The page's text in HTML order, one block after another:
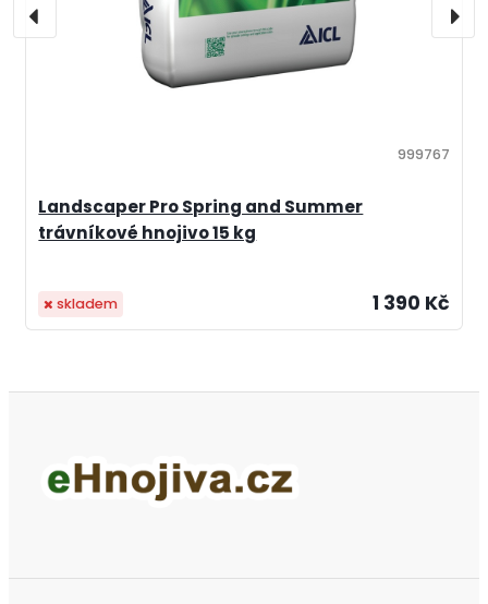
Landscaper Pro Spring and Summer
trávníkové hnojivo 15 kg
999767
1 390 Kč
skladem